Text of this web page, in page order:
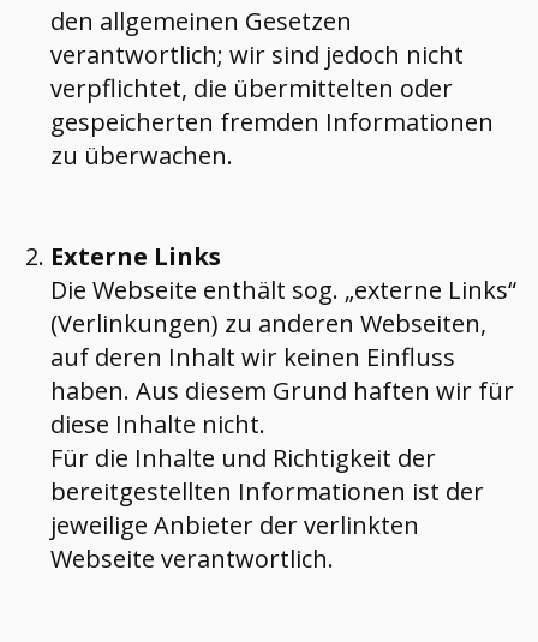
den allgemeinen Gesetzen
verantwortlich; wir sind jedoch nicht
verpflichtet, die übermittelten oder
gespeicherten fremden Informationen
zu überwachen.
Externe Links
Die Webseite enthält sog. „externe Links“
(Verlinkungen) zu anderen Webseiten,
auf deren Inhalt wir keinen Einfluss
haben. Aus diesem Grund haften wir für
diese Inhalte nicht.
Für die Inhalte und Richtigkeit der
bereitgestellten Informationen ist der
jeweilige Anbieter der verlinkten
Webseite verantwortlich.